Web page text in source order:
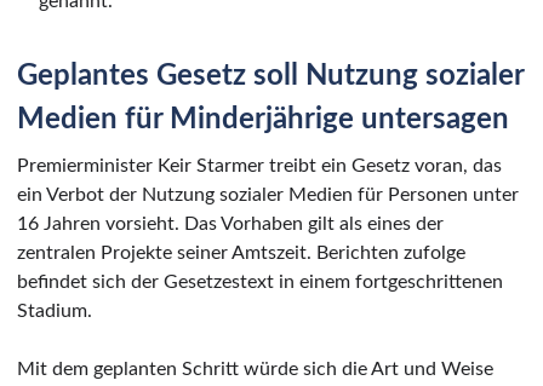
Geplantes Gesetz soll Nutzung sozialer
Medien für Minderjährige untersagen
Premierminister Keir Starmer treibt ein Gesetz voran, das
ein Verbot der Nutzung sozialer Medien für Personen unter
16 Jahren vorsieht. Das Vorhaben gilt als eines der
zentralen Projekte seiner Amtszeit. Berichten zufolge
befindet sich der Gesetzestext in einem fortgeschrittenen
Stadium.
Mit dem geplanten Schritt würde sich die Art und Weise